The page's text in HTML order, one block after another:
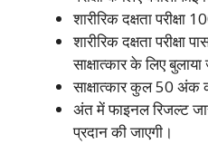
शारीरिक दक्षता परीक्षा
शारीरिक दक्षता परीक्षा
साक्षात्कार के लिए बुलाया
साक्षात्कार कुल 50 अंक
अंत में फाइनल रिजल्ट
प्रदान की जाएगी।